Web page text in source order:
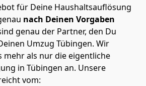
für Deine Haushaltsauflösung
nach Deinen Vorgaben
genau der Partner, den Du
Umzug Tübingen. Wir
mehr als nur die eigentliche
in Tübingen an. Unsere
vom: